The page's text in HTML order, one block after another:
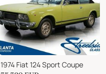
1974 Fiat 124 Sport Coupe